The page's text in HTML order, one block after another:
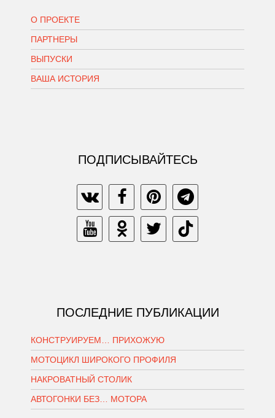
О ПРОЕКТЕ
ПАРТНЕРЫ
ВЫПУСКИ
ВАША ИСТОРИЯ
ПОДПИСЫВАЙТЕСЬ
ПОСЛЕДНИЕ ПУБЛИКАЦИИ
КОНСТРУИРУЕМ… ПРИХОЖУЮ
МОТОЦИКЛ ШИРОКОГО ПРОФИЛЯ
НАКРОВАТНЫЙ СТОЛИК
АВТОГОНКИ БЕЗ… МОТОРА